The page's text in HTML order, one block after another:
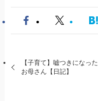
【子育て】嘘つきになった
お母さん【日記】